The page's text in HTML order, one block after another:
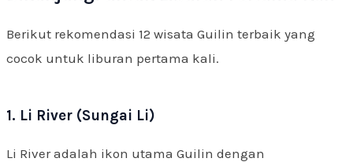
Berikut rekomendasi 12 wisata Guilin terbaik yang
cocok untuk liburan pertama kali.
1. Li River (Sungai Li)
Li River adalah ikon utama Guilin dengan